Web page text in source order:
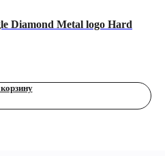
Diamond Metal logo Hard